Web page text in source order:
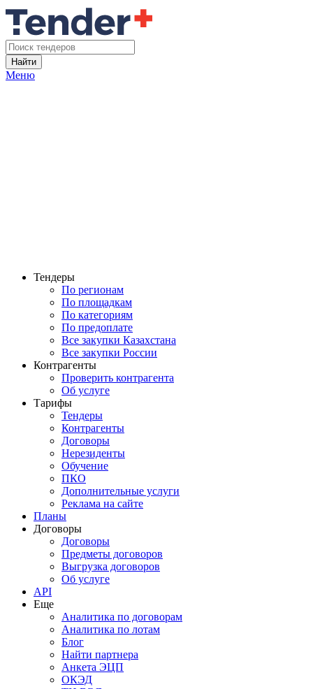
Найти
Меню
Тендеры
По регионам
По площадкам
По категориям
По предоплате
Все закупки Казахстана
Все закупки России
Контрагенты
Проверить контрагента
Об услуге
Тарифы
Тендеры
Контрагенты
Договоры
Нерезиденты
Обучение
ПКО
Дополнительные услуги
Реклама на сайте
Планы
Договоры
Договоры
Предметы договоров
Выгрузка договоров
Об услуге
API
Еще
Аналитика по договорам
Аналитика по лотам
Блог
Найти партнера
Анкета ЭЦП
ОКЭД